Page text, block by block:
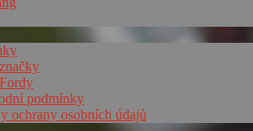
podmínky
ochrany osobních údajů